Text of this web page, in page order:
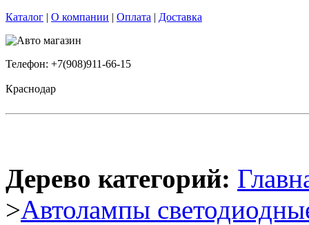
Каталог | О компании | Оплата | Доставка
Телефон: +7(908)911-66-15
Краснодар
Дерево категорий:
>Автолампы